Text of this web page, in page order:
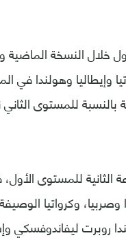
خلال النسخة الماضية
وإيطاليا وهولندا في
للمستوى
للمستوى
وكرواتيا